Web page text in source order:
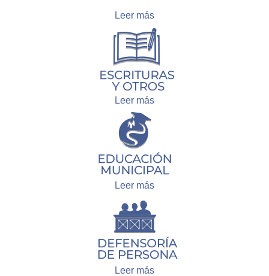
Leer más
Leer más
Leer más
Leer más